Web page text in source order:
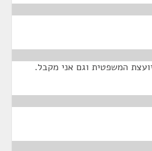
המשפטית וגם אני מקבל.